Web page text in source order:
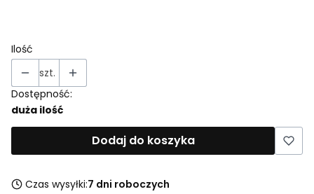
Ilość
szt.
Dostępność:
duża ilość
Dodaj do koszyka
Czas wysyłki:7 dni roboczych